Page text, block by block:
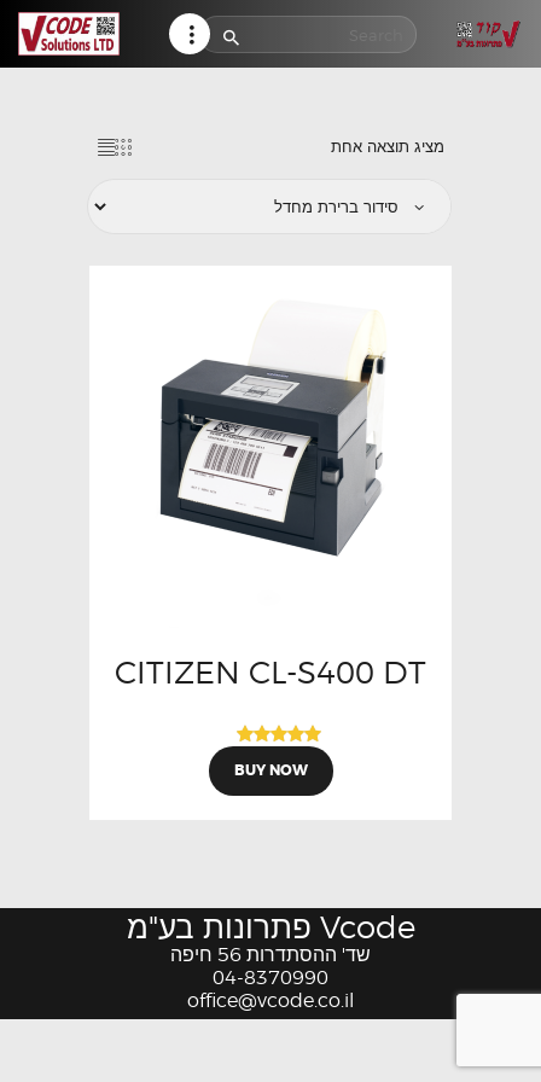
HELP CENTER
מציג תוצאה אחת
CITIZEN CL-S400 DT
5.00
מתוך 5
BUY NOW
office@vcode.co.il
04-8370990
שד' ההסתדרות 56 חיפה
Vcode פתרונות בע"מ